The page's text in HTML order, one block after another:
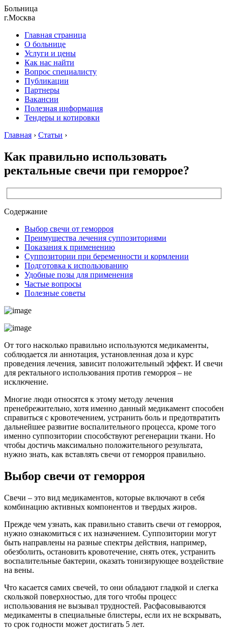
Больница
г.Москва
Главная страница
О больнице
Услуги и цены
Как нас найти
Вопрос специалисту
Публикации
Партнеры
Вакансии
Полезная информация
Тендеры и котировки
Главная › Статьи ›
Как правильно использовать
ректальные свечи при геморрое?
Содержание
Выбор свечи от геморроя
Преимущества лечения суппозиториями
Показания к применению
Суппозитории при беременности и кормлении
Подготовка к использованию
Удобные позы для применения
Частые вопросы
Полезные советы
От того насколько правильно используются медикаменты,
соблюдается ли аннотация, установленная доза и курс
проведения лечения, зависит положительный эффект. И свечи
для ректального использования против геморроя – не
исключение.
Многие люди относятся к этому методу лечения
пренебрежительно, хотя именно данный медикамент способен
справиться с кровотечением, устранить боль и предотвратить
дальнейшее развитие воспалительного процесса, кроме того
именно суппозитории способствуют регенерации ткани. Но
чтобы достичь максимально положительного результата,
нужно знать, как вставлять свечи от геморроя правильно.
Выбор свечи от геморроя
Свечи – это вид медикаментов, которые включают в себя
комбинацию активных компонентов и твердых жиров.
Прежде чем узнать, как правильно ставить свечи от геморроя,
нужно ознакомиться с их назначением. Суппозитории могут
быть направлены на разные спектры действия, например,
обезболить, остановить кровотечение, снять отек, устранить
воспалительные бактерии, оказать тонизирующее воздействие
на вены.
Что касается самих свечей, то они обладают гладкой и слегка
скользкой поверхностью, для того чтобы процесс
использования не вызывал трудностей. Расфасовываются
медикаменты в специальные блистеры, если их не вскрывать,
то срок годности может достигать 5 лет.